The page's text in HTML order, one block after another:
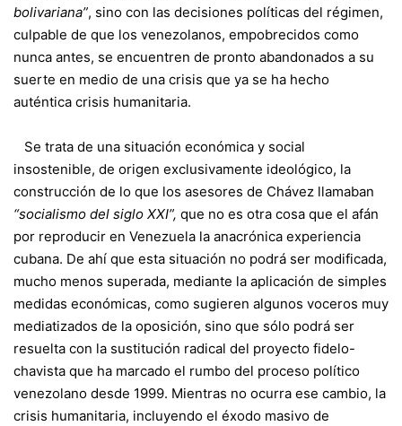
bolivariana”, sino con las decisiones políticas del régimen,
culpable de que los venezolanos, empobrecidos como
nunca antes, se encuentren de pronto abandonados a su
suerte en medio de una crisis que ya se ha hecho
auténtica crisis humanitaria.
Se trata de una situación económica y social
insostenible, de origen exclusivamente ideológico, la
construcción de lo que los asesores de Chávez llamaban
“socialismo del siglo XXI”, que no es otra cosa que el afán
por reproducir en Venezuela la anacrónica experiencia
cubana. De ahí que esta situación no podrá ser modificada,
mucho menos superada, mediante la aplicación de simples
medidas económicas, como sugieren algunos voceros muy
mediatizados de la oposición, sino que sólo podrá ser
resuelta con la sustitución radical del proyecto fidelo-
chavista que ha marcado el rumbo del proceso político
venezolano desde 1999. Mientras no ocurra ese cambio, la
crisis humanitaria, incluyendo el éxodo masivo de